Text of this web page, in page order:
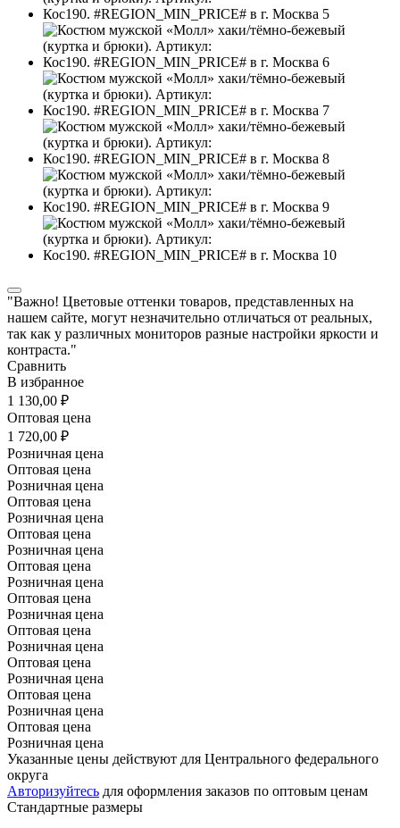
"Важно! Цветовые оттенки товаров, представленных на
нашем сайте, могут незначительно отличаться от реальных,
так как у различных мониторов разные настройки яркости и
контраста."
Сравнить
В избранное
1 130,00 ₽
Оптовая цена
1 720,00 ₽
Розничная цена
Оптовая цена
Розничная цена
Оптовая цена
Розничная цена
Оптовая цена
Розничная цена
Оптовая цена
Розничная цена
Оптовая цена
Розничная цена
Оптовая цена
Розничная цена
Оптовая цена
Розничная цена
Оптовая цена
Розничная цена
Оптовая цена
Розничная цена
Указанные цены действуют для Центрального федерального
округа
Авторизуйтесь для оформления заказов по оптовым ценам
Стандартные размеры